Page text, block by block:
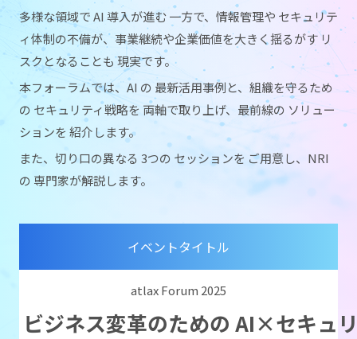
多様な領域で AI 導入が進む 一方で、 情報管理や セキュリテ
ィ体制の不備が、 事業継続や企業価値を大きく揺るがす リ
スクとなることも 現実です。
本フォーラムでは、AI の 最新活用事例と、 組織を守るため
の セキュリティ戦略を 両軸で取り上げ、 最前線の ソリュー
ションを 紹介します。
また、切り口の異なる 3つの セッションを ご用意し、 NRI
の 専門家が解説します。
イベントタイトル
atlax Forum 2025
ビジネス変革のための AI×セキュ